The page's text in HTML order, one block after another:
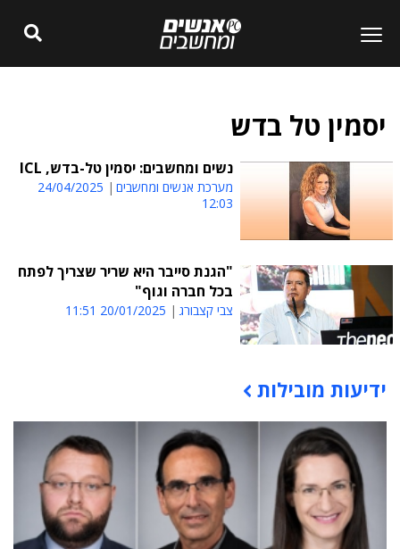
יסמין טל בדש
נשים ומחשבים: יסמין טל-בדש, ICL
מערכת אנשים ומחשבים
24/04/2025
12:03
"הגנת סייבר היא שריר שצריך לפתח
בכל חברה וגוף"
צבי קצבורג 20/01/2025 11:51
תוכן פרסומי
ידיעות מובילות